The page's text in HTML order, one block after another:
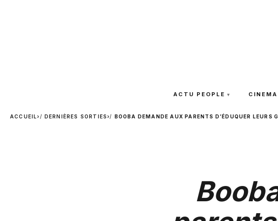
ACTU PEOPLE CINEMA
ACCUEIL› DERNIÈRES SORTIES› BOOBA DEMANDE AUX PARENTS D’ÉDUQUER LEURS